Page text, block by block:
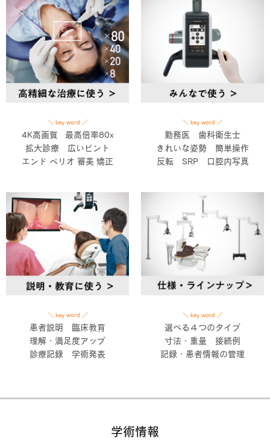
＼ key word ／
4K高画質 最高倍率80x
拡大診療 広いピント
エンド ペリオ 審美 矯正
＼ key word ／
勤務医 歯科衛生士
きれいな姿勢 簡単操作
反転 SRP 口腔内写真
＼ key word ／
患者説明 臨床教育
理解・満足度アップ
診療記録 学術発表
＼ key word ／
選べる４つのタイプ
寸法・重量 接続例
記録・患者情報の管理
学術情報